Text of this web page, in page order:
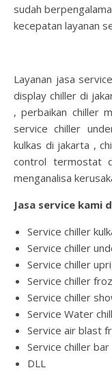
sudah
kecepatan layanan
Layanan jasa
display chiller di
, perbaikan chiller
service chiller
kulkas di jakarta ,
control termostat
menganalisa
Jasa service kami
Service chiller
Service chiller
Service chiller
Service chiller
Service chiller
Service Water
Service air blast
Service chiller bar
DLL